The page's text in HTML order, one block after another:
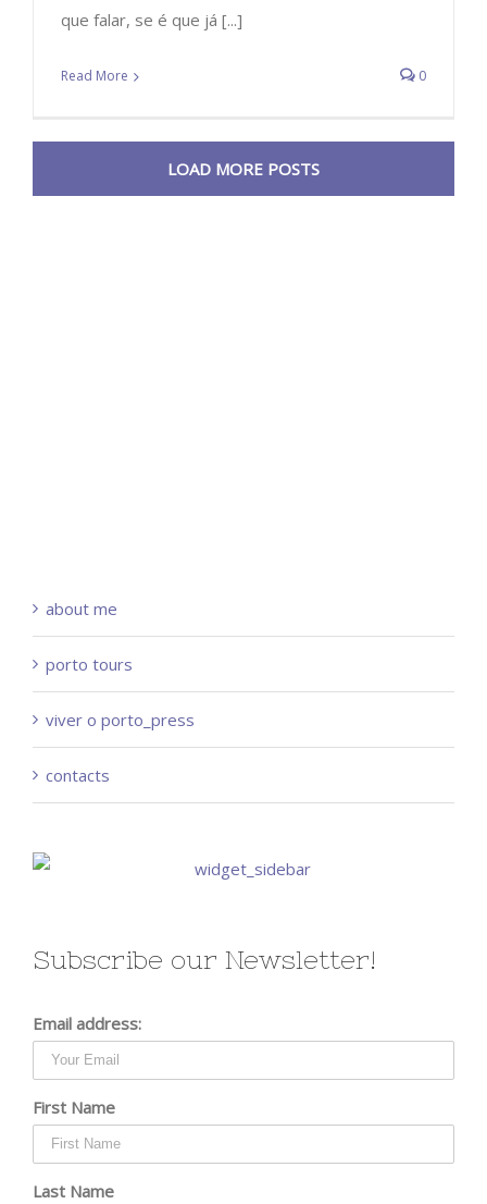
que falar, se é que já [...]
Read More 0
LOAD MORE POSTS
about me
porto tours
viver o porto_press
contacts
Subscribe our Newsletter!
Email address:
First Name
Last Name